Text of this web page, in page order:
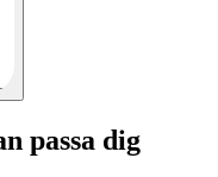
passa dig